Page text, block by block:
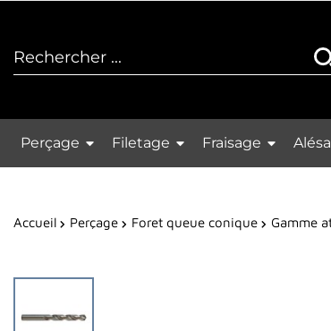
Perçage Filetage Fraisage
Accueil Perçage Foret queue conique Gamme